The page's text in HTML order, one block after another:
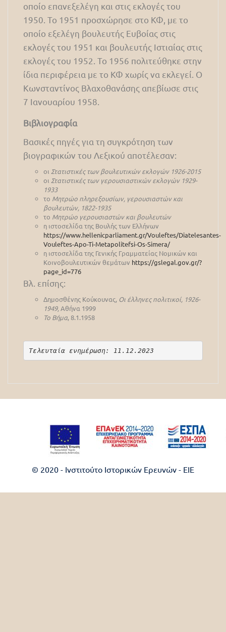
οποίο επανεξελέγη και στις εκλογές του
1950. Το 1951 προσχώρησε στο ΚΦ, με το
οποίο εξελέγη βουλευτής Ευβοίας στις
εκλογές του 1951 και βουλευτής Ιστιαίας στις
εκλογές του 1952. Το 1956 πολιτεύθηκε στην
ίδια περιφέρεια με το ΚΦ χωρίς να εκλεγεί. Ο
Κωνσταντίνος Βλαχοθανάσης απεβίωσε στις
7 Ιανουαρίου 1958.
Βιβλιογραφία
Βασικές πηγές για τη συγκρότηση των
βιογραφικών του Λεξικού αποτέλεσαν:
οι Στατιστικές των βουλευτικών εκλογών 1926-2015
οι Στατιστικές των γερουσιαστικών εκλογών 1929-
1933
το Μητρώο πληρεξουσίων, γερουσιαστών και
βουλευτών, 1822-1935
το Μητρώο γερουσιαστών και βουλευτών
η ιστοσελίδα της Βουλής των Ελλήνων
https://www.hellenicparliament.gr/Vouleftes/Diatelesantes-
Vouleftes-Apo-Ti-Metapolitefsi-Os-Simera/
η ιστοσελίδα της Γενικής Γραμματείας Νομικών και
Κοινοβουλευτικών θεμάτων https://gslegal.gov.gr/?
page_id=776
Βλ. επίσης:
Δημοσθένης Κούκουνας, Οι έλληνες πολιτικοί, 1926-
1949,Αθήνα 1999
Το Βήμα, 8.1.1958
Τελευταία ενημέρωση: 11.12.2023
© 2020 - Ινστιτούτο Ιστορικών Ερευνών - EIE